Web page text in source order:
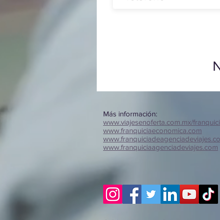
Más información:
www.viajesenoferta.com.mx/
www.franquiciaeconomica.com
www.franquiciaagenciadeviajes.com